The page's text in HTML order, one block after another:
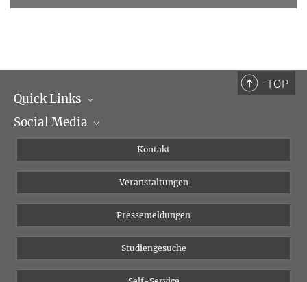
TOP
Quick Links
Institutsleitung
Social Media
Bluesky
YouTube
Kontakt
Veranstaltungen
Pressemeldungen
Studiengesuche